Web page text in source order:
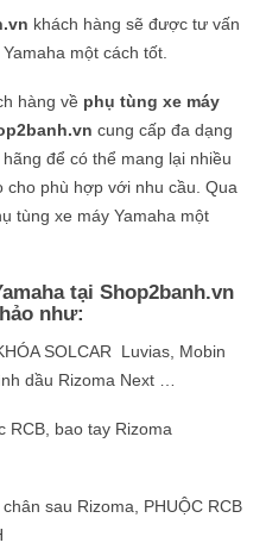
khách hàng sẽ được tư vấn
một cách tốt.
hàng về phụ tùng xe máy
cung cấp đa dạng
để có thể mang lại nhiều
phù hợp với nhu cầu. Qua
tùng xe máy Yamaha một
tại Shop2banh.vn
như:
SOLCAR Luvias, Mobin
dầu Rizoma Next …
RCB, bao tay Rizoma
sau Rizoma, PHUỘC RCB